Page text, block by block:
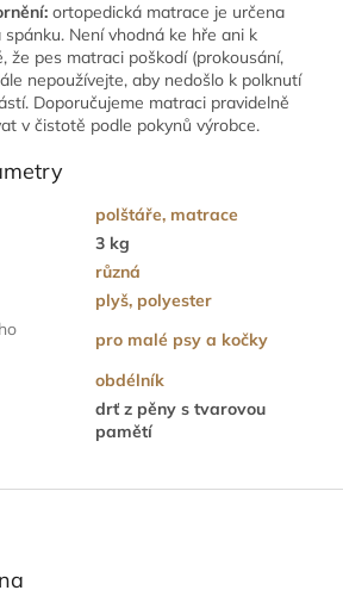
ortopedická matrace je určena
Není vhodná ke hře ani k
že pes matraci poškodí (prokousání,
nepoužívejte, aby nedošlo k polknutí
Doporučujeme matraci pravidelně
v čistotě podle pokynů výrobce.
polštáře, matrace
3 kg
různá
plyš, polyester
pro malé psy a kočky
obdélník
drť z pěny s tvarovou
pamětí